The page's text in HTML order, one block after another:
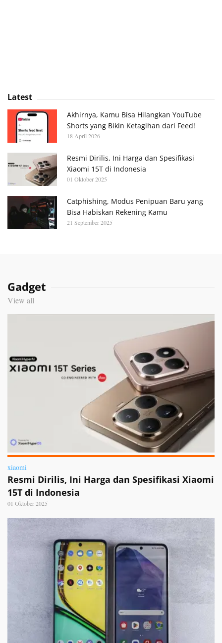
Latest
Akhirnya, Kamu Bisa Hilangkan YouTube
Shorts yang Bikin Ketagihan dari Feed!
18 April 2026
Resmi Dirilis, Ini Harga dan Spesifikasi
Xiaomi 15T di Indonesia
01 Oktober 2025
Catphishing, Modus Penipuan Baru yang
Bisa Habiskan Rekening Kamu
21 September 2025
Gadget
View all
xiaomi
Resmi Dirilis, Ini Harga dan Spesifikasi Xiaomi
15T di Indonesia
01 Oktober 2025